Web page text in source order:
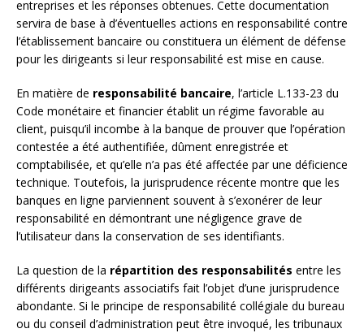
entreprises et les réponses obtenues. Cette documentation
servira de base à d’éventuelles actions en responsabilité contre
l’établissement bancaire ou constituera un élément de défense
pour les dirigeants si leur responsabilité est mise en cause.
En matière de responsabilité bancaire, l’article L.133-23 du
Code monétaire et financier établit un régime favorable au
client, puisqu’il incombe à la banque de prouver que l’opération
contestée a été authentifiée, dûment enregistrée et
comptabilisée, et qu’elle n’a pas été affectée par une déficience
technique. Toutefois, la jurisprudence récente montre que les
banques en ligne parviennent souvent à s’exonérer de leur
responsabilité en démontrant une négligence grave de
l’utilisateur dans la conservation de ses identifiants.
La question de la répartition des responsabilités entre les
différents dirigeants associatifs fait l’objet d’une jurisprudence
abondante. Si le principe de responsabilité collégiale du bureau
ou du conseil d’administration peut être invoqué, les tribunaux